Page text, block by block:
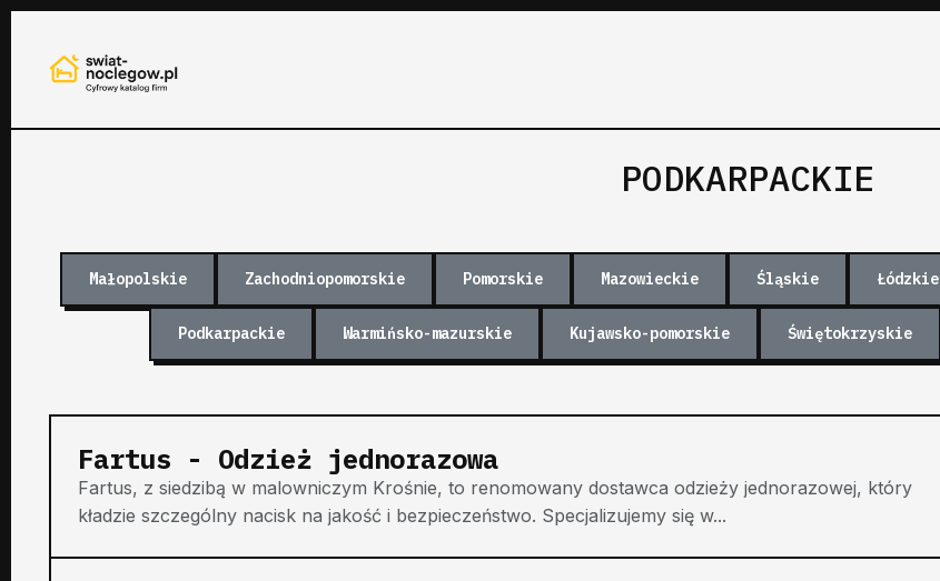
PODKARPACKIE
Małopolskie Zachodniopomorskie Pomorskie Mazowieckie Śląskie Łódzkie
Podkarpackie Warmińsko-mazurskie Kujawsko-pomorskie Świętokrzyskie
Fartus - Odzież jednorazowa
Fartus, z siedzibą w malowniczym Krośnie, to renomowany dostawca odzieży jednorazowej, który
kładzie szczególny nacisk na jakość i bezpieczeństwo. Specjalizujemy się w...